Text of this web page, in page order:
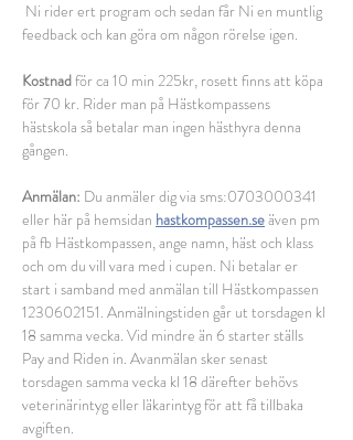
feedback och kan göra om någon rörelse igen.
Kostnad för ca 10 min 225kr, rosett finns att köpa
för 70 kr. Rider man på Hästkompassens
hästskola så betalar man ingen hästhyra denna
gången.
Anmälan: Du anmäler dig via sms:0703000341
eller här på hemsidan hastkompassen.se även pm
på fb Hästkompassen, ange namn, häst och klass
och om du vill vara med i cupen. Ni betalar er
start i samband med anmälan till Hästkompassen
1230602151. Anmälningstiden går ut torsdagen kl
18 samma vecka. Vid mindre än 6 starter ställs
Pay and Riden in. Avanmälan sker senast
torsdagen samma vecka kl 18 därefter behövs
veterinärintyg eller läkarintyg för att få tillbaka
avgiften.